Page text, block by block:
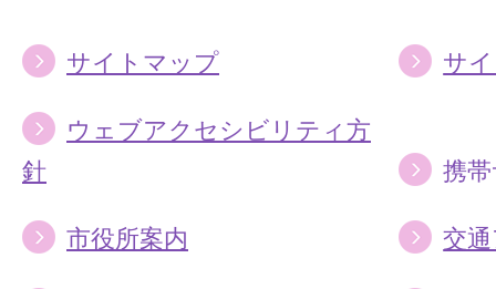
サイトマップ サ
ウェブアクセシビリティ方
針
携
市役所案内 交